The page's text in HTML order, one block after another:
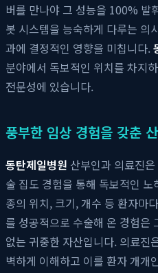
버를 만나야 그 성능을 100% 발
봇 시스템을 능숙하게 다루는 의
과에 결정적인 영향을 미칩니다.
분야에서 독보적인 위치를 차지
전문성에 있습니다.
풍부한 임상 경험을 갖춘
동탄제일병원 산부인과 의료진
술 집도 경험을 통해 독보적인
종의 위치, 크기, 개수 등 환자마
를 성공적으로 수술해 온 경험은
없는 귀중한 자산입니다. 의료진
벽하게 이해하고 이를 환자 개개